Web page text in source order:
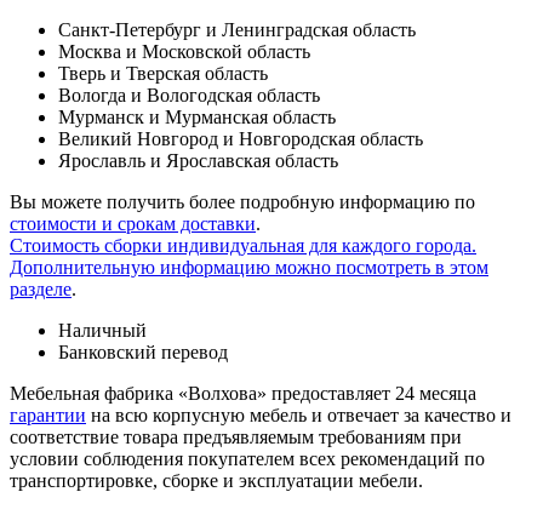
Санкт-Петербург и Ленинградская область
Москва и Московской область
Тверь и Тверская область
Вологда и Вологодская область
Мурманск и Мурманская область
Великий Новгород и Новгородская область
Ярославль и Ярославская область
Вы можете получить более подробную информацию по
стоимости и срокам доставки.
Стоимость сборки индивидуальная для каждого города.
Дополнительную информацию можно посмотреть в этом
разделе.
Наличный
Банковский перевод
Мебельная фабрика «Волхова» предоставляет 24 месяца
гарантии на всю корпусную мебель и отвечает за качество и
соответствие товара предъяв­ляе­мым требованиям при
условии соблюдения покупателем всех рекомендаций по
транспорти­ровке, сборке и эксплуатации мебели.